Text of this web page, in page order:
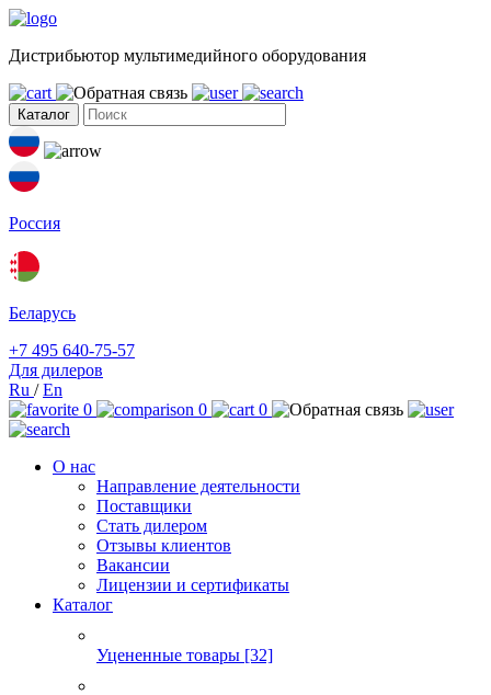
Дистрибьютор мультимедийного оборудования
Каталог
Россия
Беларусь
+7 495 640-75-57
Для дилеров
Ru /En
0
0 0
О нас
Направление деятельности
Поставщики
Стать дилером
Отзывы клиентов
Вакансии
Лицензии и сертификаты
Каталог
Уцененные товары [32]